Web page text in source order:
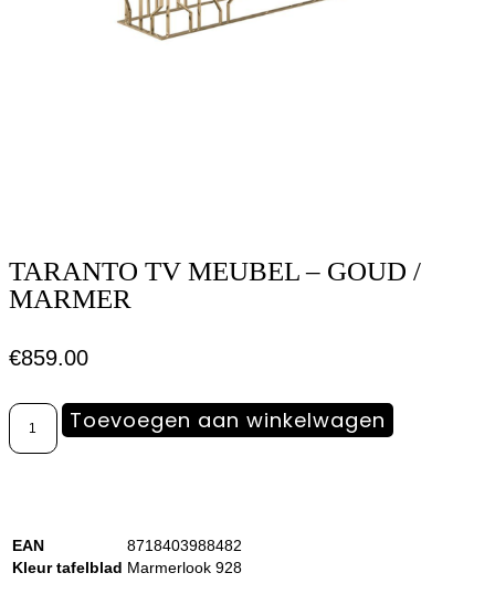
TARANTO TV MEUBEL – GOUD /
MARMER
€859.00
Toevoegen aan winkelwagen
EAN
8718403988482
Kleur tafelblad Marmerlook 928